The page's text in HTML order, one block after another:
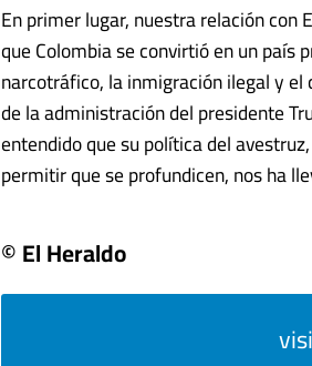
En primer lugar, nuestra relación con
que Colombia se convirtió en un país
narcotráfico, la inmigración ilegal y
de la administración del presidente
entendido que su política del
permitir que se profundicen, nos ha
© El Heraldo